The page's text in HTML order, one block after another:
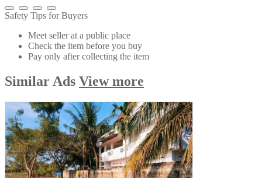
Safety Tips for Buyers
Meet seller at a public place
Check the item before you buy
Pay only after collecting the item
Similar Ads View more